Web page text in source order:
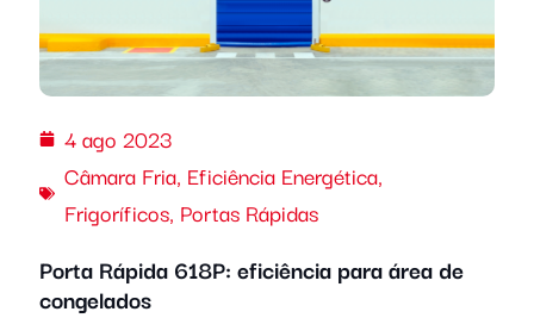
4 ago 2023
Câmara Fria, Eficiência Energética,
Frigoríficos, Portas Rápidas
Porta Rápida 618P: eficiência para área de
congelados